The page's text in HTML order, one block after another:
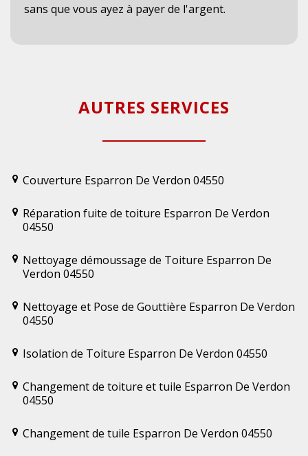
sans que vous ayez à payer de l'argent.
AUTRES SERVICES
Couverture Esparron De Verdon 04550
Réparation fuite de toiture Esparron De Verdon
04550
Nettoyage démoussage de Toiture Esparron De
Verdon 04550
Nettoyage et Pose de Gouttière Esparron De Verdon
04550
Isolation de Toiture Esparron De Verdon 04550
Changement de toiture et tuile Esparron De Verdon
04550
Changement de tuile Esparron De Verdon 04550